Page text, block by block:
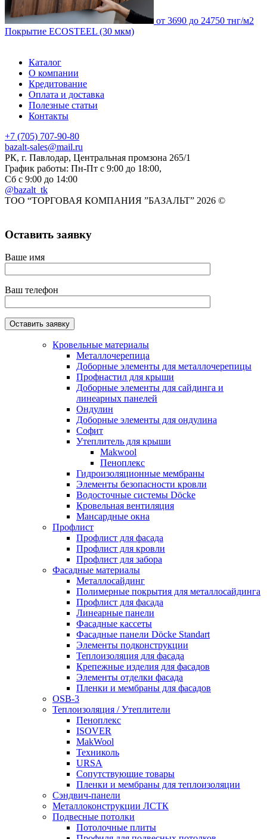
от 3690 до 24750 тнг/м2
Покрытие ECOSTEEL (30 мкм)
Каталог
О компании
Кредитование
Оплата и доставка
Полезные статьи
Контакты
+7 (705) 707-90-80
bazalt-sales@mail.ru
РК, г. Павлодар, Центральная промзона 265/1
График работы: Пн-Пт с 9:00 до 18:00,
Сб с 9:00 до 14:00
@bazalt_tk
ТОО “ТОРГОВАЯ КОМПАНИЯ ”БАЗАЛЬТ” 2026 ©
Оставить заявку
Ваше имя
Ваш телефон
Кровельные материалы
Металлочерепица
Доборные элементы для металлочерепицы
Профнастил для крыши
Доборные элементы для сайдинга и
линеарных панелей
Ондулин
Доборные элементы для ондулина
Софит
Утеплитель для крыши
Makwool
Пеноплекс
Гидроизоляционные мембраны
Элементы безопасности кровли
Водосточные системы Döcke
Кровельная вентиляция
Мансардные окна
Профлист
Профлист для фасада
Профлист для кровли
Профлист для забора
Фасадные материалы
Металлосайдинг
Полимерные покрытия для металлосайдинга
Профлист для фасада
Линеарные панели
Фасадные кассеты
Фасадные панели Döcke Standart
Элементы подконструкции
Теплоизоляция для фасада
Крепежные изделия для фасадов
Элементы отделки фасада
Пленки и мембраны для фасадов
OSB-3
Теплоизоляция / Утеплители
Пеноплекс
ISOVER
MakWool
Техниколь
URSA
Сопутствующие товары
Пленки и мембраны для теплоизоляции
Сэндвич-панели
Металлоконструкции ЛСТК
Подвесные потолки
Потолочные плиты